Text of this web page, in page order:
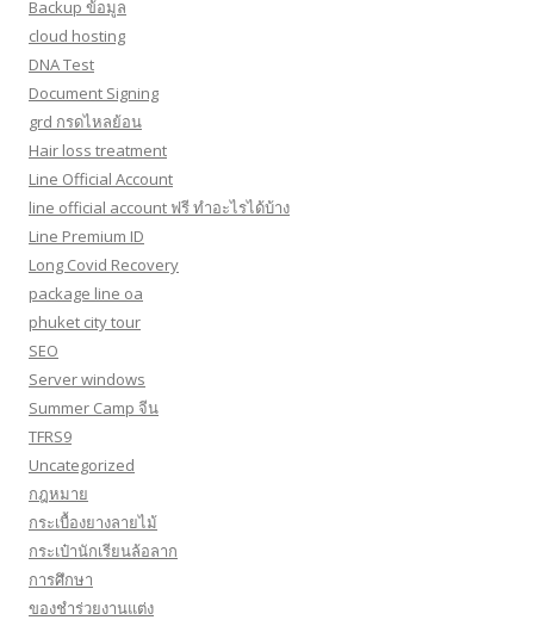
Backup ข้อมูล
cloud hosting
DNA Test
Document Signing
grd กรดไหลย้อน
Hair loss treatment
Line Official Account
line official account ฟรี ทําอะไรได้บ้าง
Line Premium ID
Long Covid Recovery
package line oa
phuket city tour
SEO
Server windows
Summer Camp จีน
TFRS9
Uncategorized
กฎหมาย
กระเบื้องยางลายไม้
กระเป๋านักเรียนล้อลาก
การศึกษา
ของชำร่วยงานแต่ง